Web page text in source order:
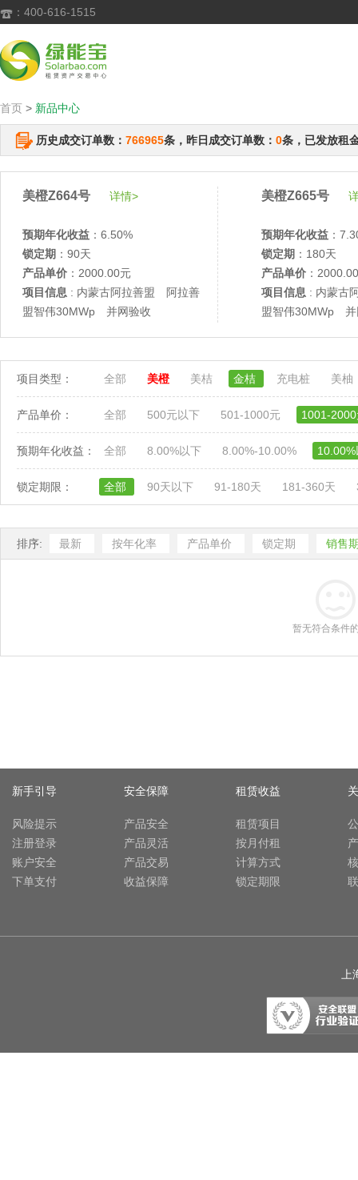
 ：400-616-1515
首页 > 新品中心
历史成交订单数： 766965条，昨日成交订单数： 0条，已发放租
美橙Z664号 详情>
预期年化收益 ：6.50%
锁定期 ：90天
产品单价 ：2000.00元
项目信息 : 内蒙古阿拉善盟 阿拉善
盟智伟30MWp 并网验收
美橙Z665号
预期年化收益 ：
锁定期 ：180天
产品单价 ：
项目信息 : 内蒙古
盟智伟30MWp 并
项目类型： 全部 美橙 美桔 金桔 充电桩 美柚
产品单价： 全部 500元以下 501-1000元 1001-
预期年化收益： 全部 8.00%以下 8.00%-10.00%
锁定期限： 全部 90天以下 91-180天 181-360天
排序: 最新 按年化率 产品单价 锁定期 销售
暂无符合条件
新手引导
风险提示
注册登录
账户安全
下单支付
安全保障
产品安全
产品灵活
产品交易
收益保障
租赁收益
租赁项目
按月付租
计算方式
锁定期限